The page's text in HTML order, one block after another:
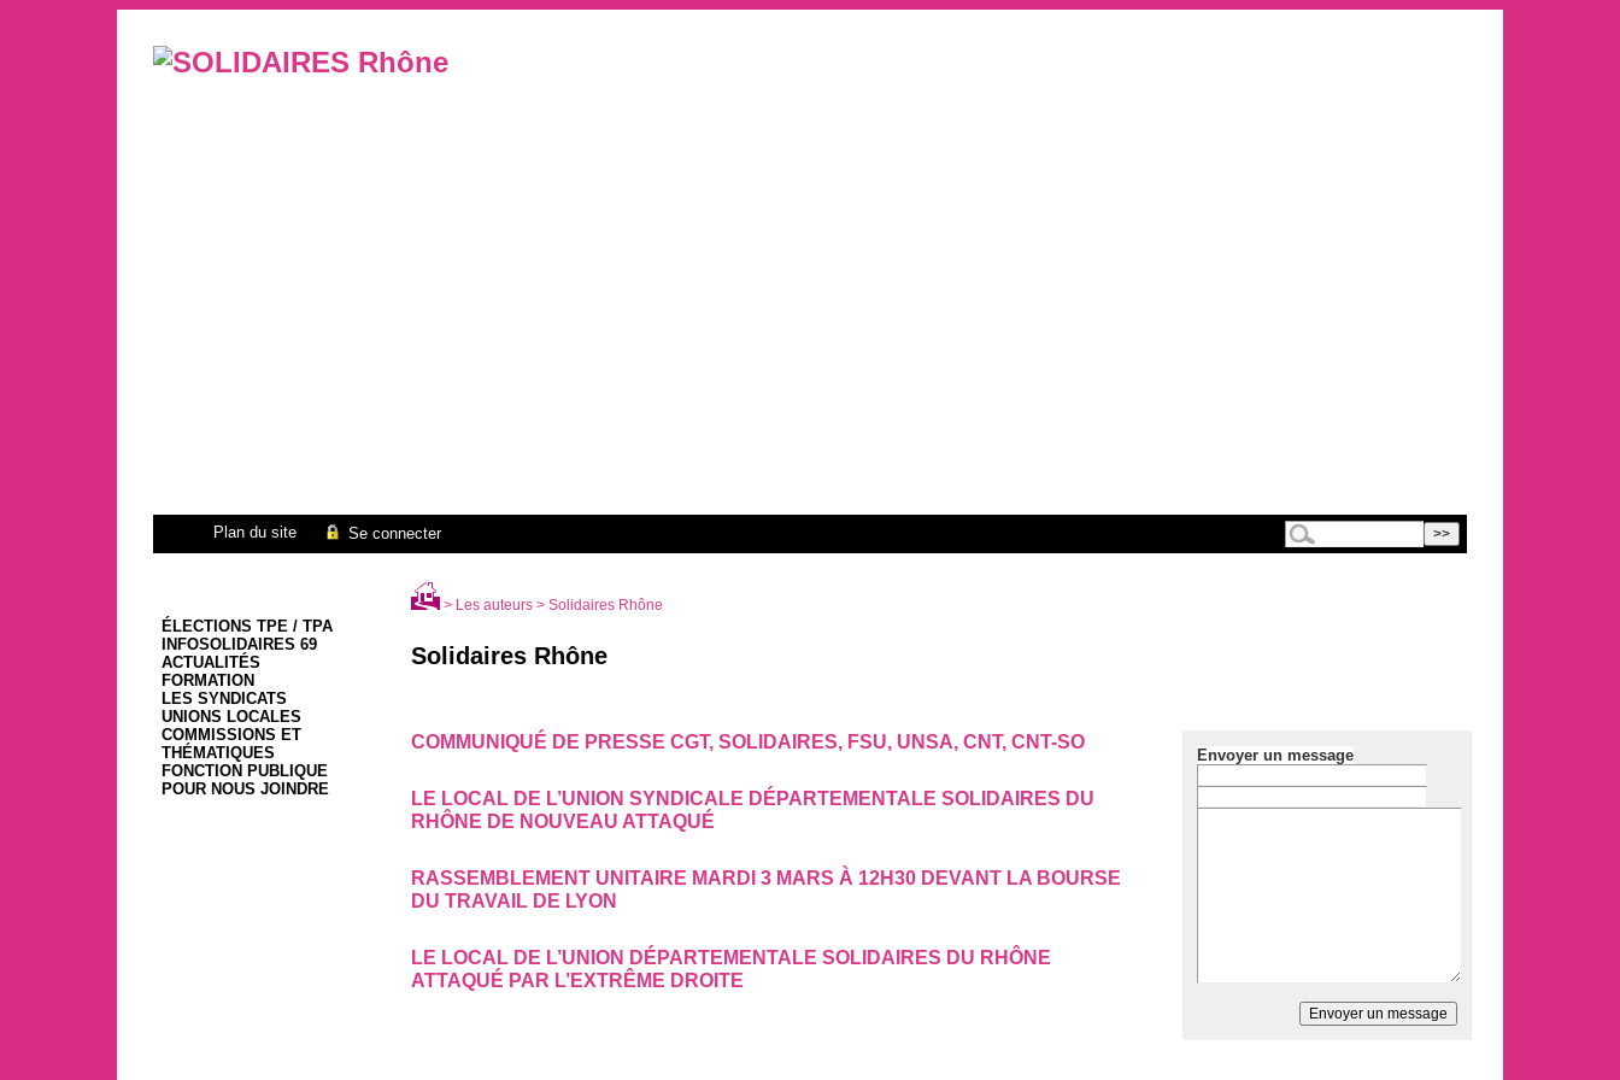
Plan du site Se connecter
ÉLECTIONS TPE / TPA
INFOSOLIDAIRES 69
ACTUALITÉS
FORMATION
LES SYNDICATS
UNIONS LOCALES
COMMISSIONS ET
THÉMATIQUES
FONCTION PUBLIQUE
POUR NOUS JOINDRE
> Les auteurs > Solidaires Rhône
Solidaires Rhône
Envoyer un message
COMMUNIQUÉ DE PRESSE CGT, SOLIDAIRES, FSU, UNSA, CNT, CNT-SO
LE LOCAL DE L’UNION SYNDICALE DÉPARTEMENTALE SOLIDAIRES DU
RHÔNE DE NOUVEAU ATTAQUÉ
RASSEMBLEMENT UNITAIRE MARDI 3 MARS À 12H30 DEVANT LA BOURSE
DU TRAVAIL DE LYON
LE LOCAL DE L’UNION DÉPARTEMENTALE SOLIDAIRES DU RHÔNE
ATTAQUÉ PAR L’EXTRÊME DROITE